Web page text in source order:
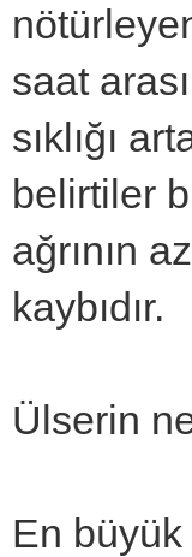
saat
sıklığı
belirtiler
ağrının
kaybıdır.
Ülserin
En